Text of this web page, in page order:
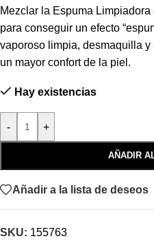
Mezclar la Espuma
para conseguir un efecto
vaporoso limpia, desmaquilla
un mayor confort de la piel.
Hay existencias
- +
AÑADIR
Añadir a la lista de deseos
SKU: 155763